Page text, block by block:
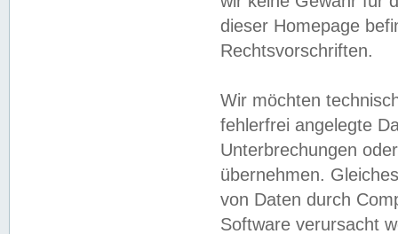
dieser Homepage
Rechtsvorschriften.
Wir möchten
fehlerfrei angelegte
Unterbrechungen
übernehmen.
von Daten durch
Software verursacht